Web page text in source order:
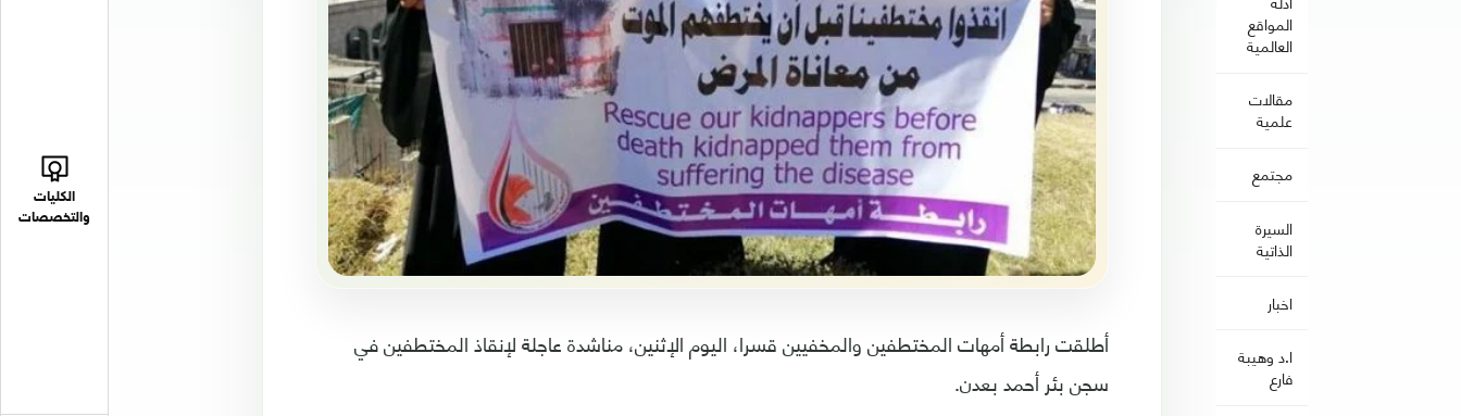
الكليات
والتخصصات
المواقع
العالمية
مقالات
علمية
مجتمع
السيرة
الذاتية
اخبار
ا.د وهيبة
فارع
أطلقت رابطة أمهات المختطفين والمخفيين قسرا، اليوم الإثنين، مناشدة عاجلة لإنقاذ المختطفين في
سجن بئر أحمد بعدن.